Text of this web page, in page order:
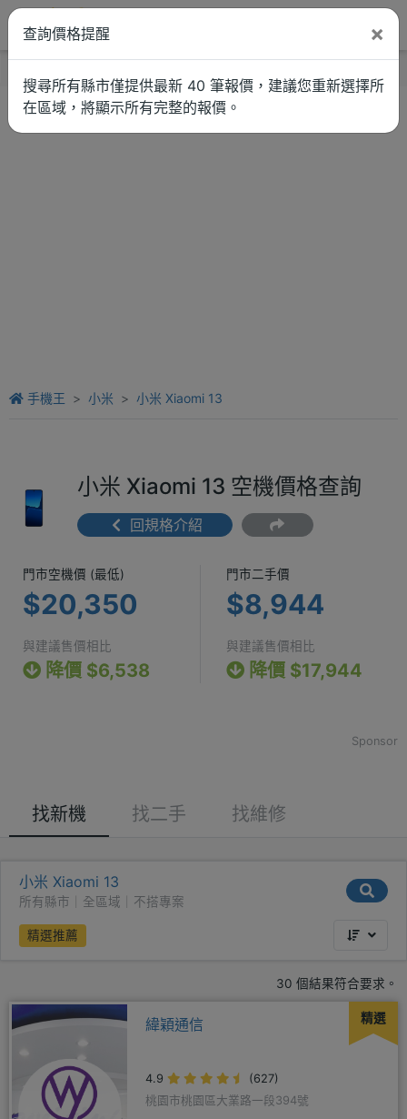
手機王 小米 小米 Xiaomi 13
小米 Xiaomi 13 空機價格查詢
回規格介紹
門市空機價 (最低) $20,350
門市空機價 (最低)
$20,350
與建議售價相比
降價 $6,538
門市二手價
門市二手價
$8,944
與建議售價相比
降價 $17,944
Sponsor
找新機 找二手 找維修
小米 Xiaomi 13
所有縣市｜全區域｜不搭專案
精選推薦
30 個結果符合要求。
精選
緯穎通信
4.9
(627)
桃園市桃園區大業路一段394號
查詢價格提醒 ×
搜尋所有縣市僅提供最新 40 筆報價，建議您重新選擇所
在區域，將顯示所有完整的報價。